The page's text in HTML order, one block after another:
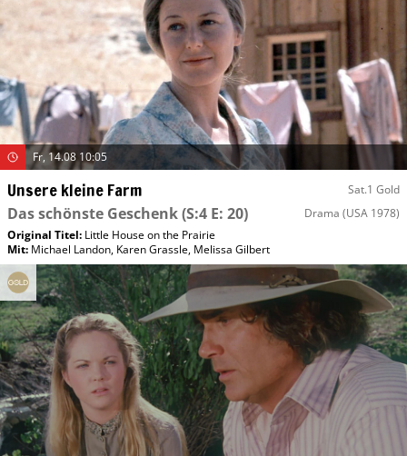
Fr, 14.08 10:05
Unsere kleine Farm Sat.1 Gold
Das schönste Geschenk(S:4 E: 20) Drama (USA 1978)
Original Titel: Little House on the Prairie
Mit: Michael Landon, Karen Grassle, Melissa Gilbert